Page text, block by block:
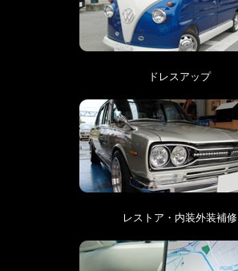
ドレスアップ
レストア・内装外装補修